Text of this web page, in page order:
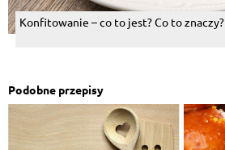
Konfitowanie – co to jest? Co to znaczy?
Podobne przepisy